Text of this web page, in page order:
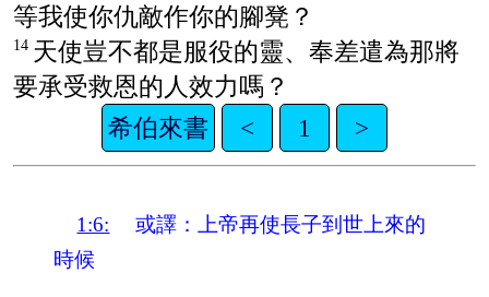
等我使你仇敵作你的腳凳？
14 天使豈不都是服役的靈、奉差遣為那將
要承受救恩的人效力嗎？
希伯來書
< 1 >
1:6:
或譯：上帝再使長子到世上來的
時候